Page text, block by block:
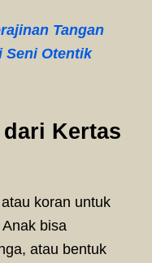
Tangan
Seni Otentik
Kertas
koran untuk
bisa
atau bentuk